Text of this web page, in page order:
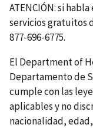
ATENCIÓN: si
servicios gratuitos
877-696-6775.
El Department of
Departamento de
cumple con las
aplicables y no
nacionalidad,